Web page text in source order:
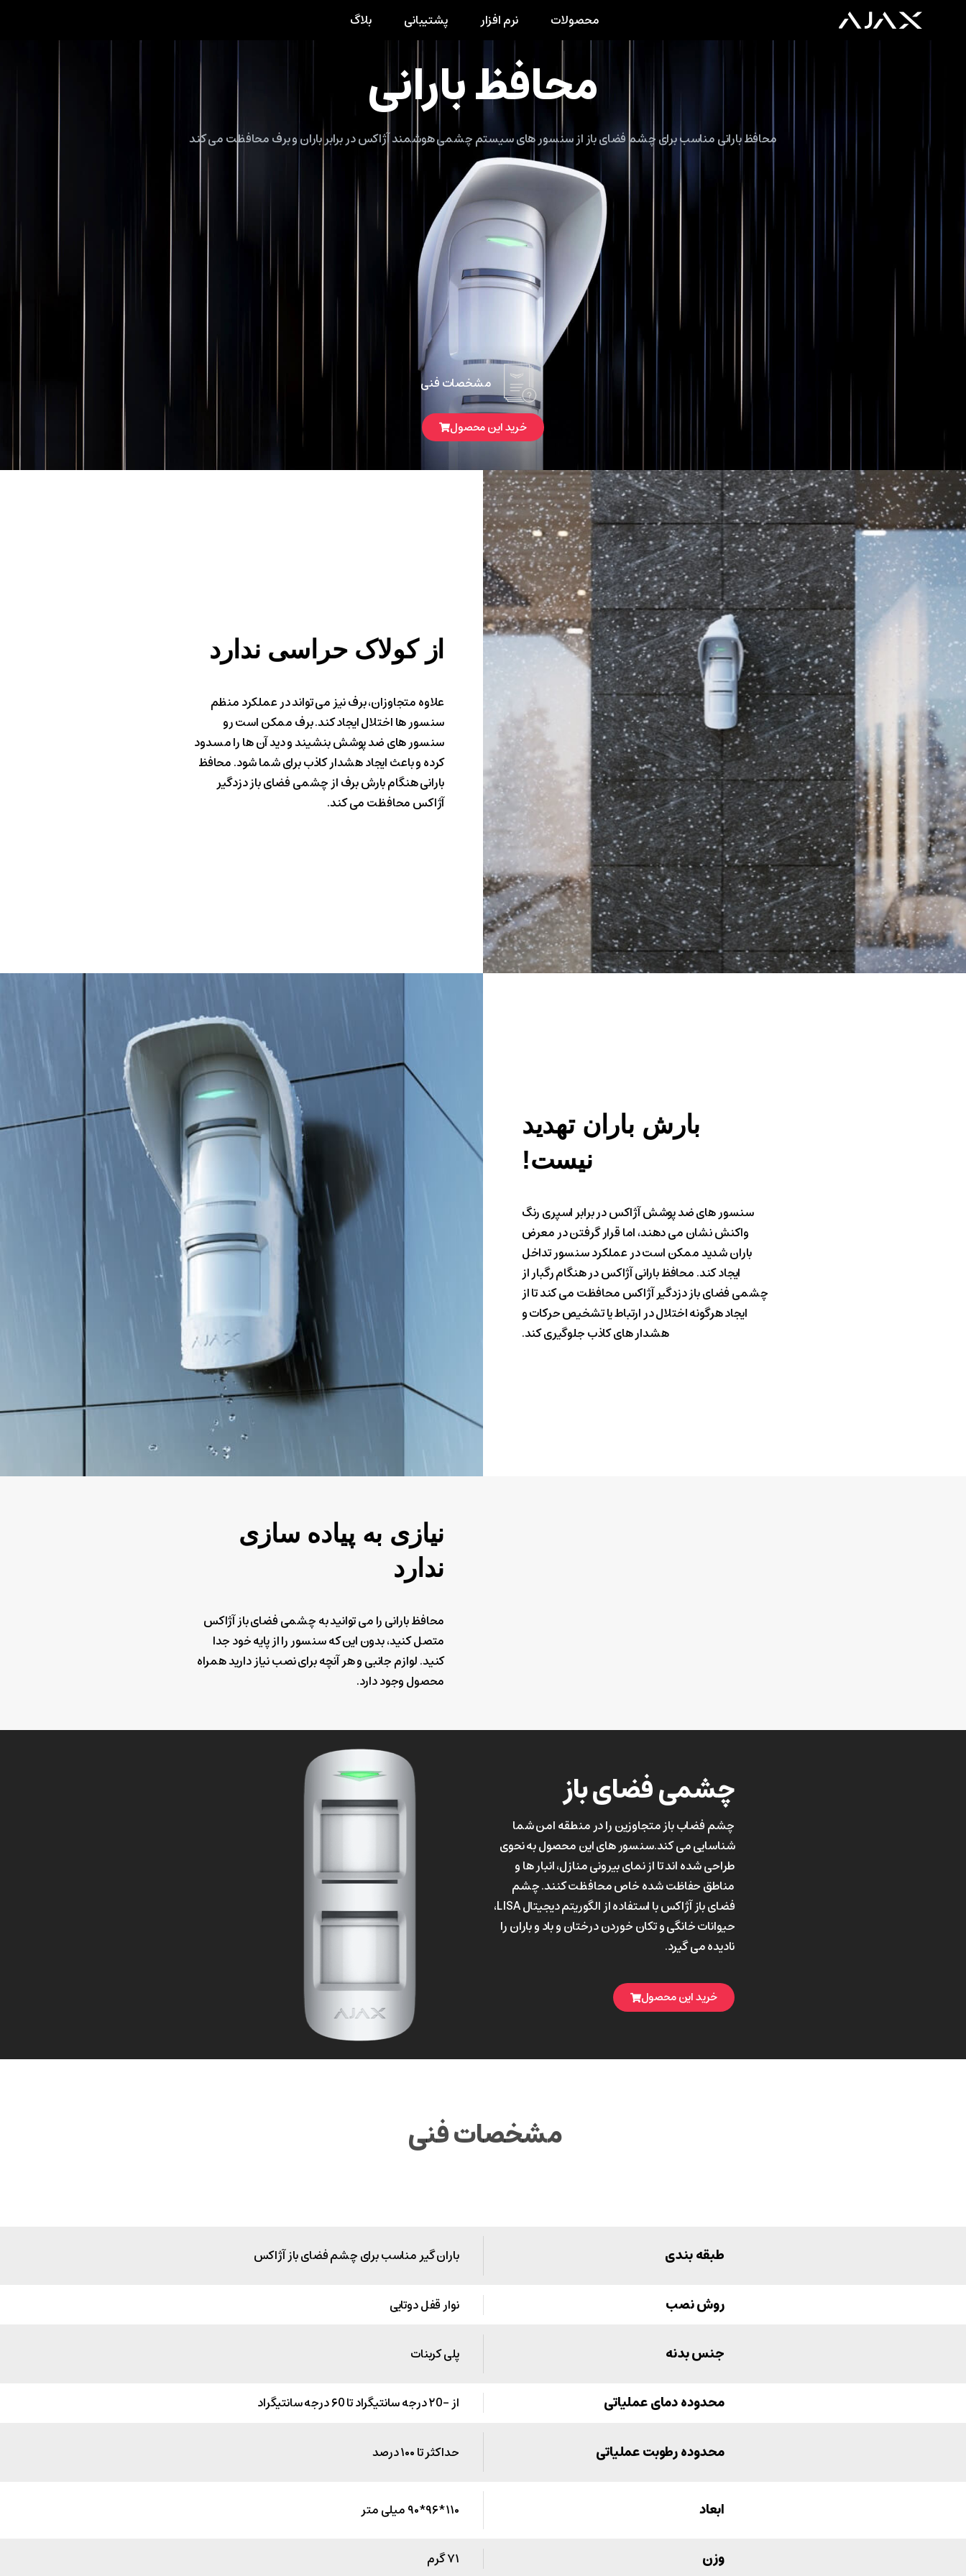
محصولات نرم افزار پشتیبانی بلاگ
محافظ بارانی
محافظ بارانی مناسب برای چشم فضای باز از سنسور های سیستم چشمی هوشمند آژاکس در برابر باران و برف محافظت می کند
مشخصات فنی
خرید این محصول
از کولاک حراسی ندارد
علاوه متجاوزان، برف نیز می تواند در عملکرد منظم
سنسور ها اختلال ایجاد کند. برف ممکن است رو
سنسور های ضد پوشش بنشیند و دید آن ها را مسدود
کرده و باعث ایجاد هشدار کاذب برای شما شود. محافظ
بارانی هنگام بارش برف از چشمی فضای باز دزدگیر
آژاکس محافظت می کند.
بارش باران تهدید
نیست!
سنسور های ضد پوشش آژاکس در برابر اسپری رنگ
واکنش نشان می دهند، اما قرار گرفتن در معرض
باران شدید ممکن است در عملکرد سنسور تداخل
ایجاد کند. محافظ بارانی آژاکس در هنگام رگبار از
چشمی فضای باز دزدگیر آژاکس محافظت می کند تا از
ایجاد هرگونه اختلال در ارتباط یا تشخیص حرکات و
هشدار های کاذب جلوگیری کند.
نیازی به پیاده سازی
ندارد
محافظ بارانی را می توانید به چشمی فضای باز آژاکس
متصل کنید، بدون این که سنسور را از پایه خود جدا
کنید. لوازم جانبی و هر آنچه برای نصب نیاز دارید همراه
محصول وجود دارد.
چشمی فضای باز
چشم فضاب باز متجاوزین را در منطقه امن شما
شناسایی می کند.سنسور های این محصول به نحوی
طراحی شده اند تا از نمای بیرونی منازل، انبار ها و
مناطق حفاظت شده خاص محافظت کنند. چشم
فضای باز آژاکس با استفاده از الگوریتم دیجیتال LISA،
حیوانات خانگی و تکان خوردن درختان و باد و باران را
نادیده می گیرد.
خرید این محصول
مشخصات فنی
طبقه بندی باران گیر مناسب برای چشم فضای باز آژاکس
روش نصب نوار قفل دوتایی
جنس بدنه پلی کربنات
محدوده دمای عملیاتی از -۲0 درجه سانتیگراد تا ۶0 درجه سانتیگراد
محدوده رطوبت عملیاتی حداکثر تا ۱۰۰ درصد
ابعاد ۱۱۰*۹۶*۹۰ میلی متر
وزن ۷۱ گرم